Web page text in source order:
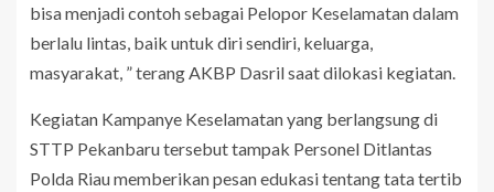
bisa menjadi contoh sebagai Pelopor Keselamatan dalam
berlalu lintas, baik untuk diri sendiri, keluarga,
masyarakat, ” terang AKBP Dasril saat dilokasi kegiatan.
Kegiatan Kampanye Keselamatan yang berlangsung di
STTP Pekanbaru tersebut tampak Personel Ditlantas
Polda Riau memberikan pesan edukasi tentang tata tertib